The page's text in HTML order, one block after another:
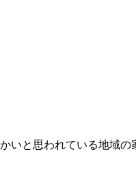
と思われている地域の